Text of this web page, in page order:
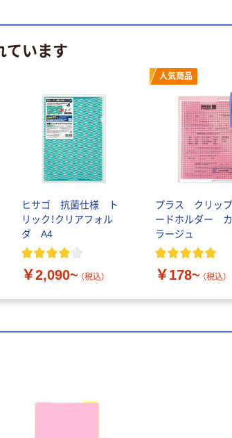
ています
ヒサゴ 抗菌仕様 ト
リック！クリアフォル
ダ A4
￥2,090~ （税込）
人気商品
プラス クリッ
ードホルダー
ラージュ
￥178~ （税込）